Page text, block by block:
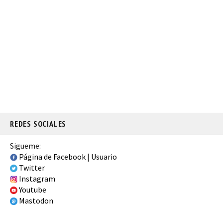
REDES SOCIALES
Sigueme:
Página de Facebook | Usuario
Twitter
Instagram
Youtube
Mastodon